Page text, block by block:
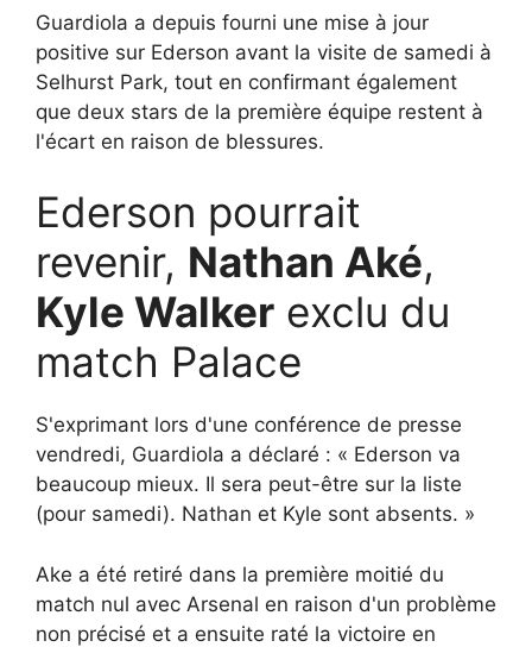
Guardiola a depuis fourni une mise à jour
positive sur Ederson avant la visite de samedi à
Selhurst Park, tout en confirmant également
que deux stars de la première équipe restent à
l'écart en raison de blessures.
Ederson pourrait
revenir, Nathan Aké,
Kyle Walker exclu du
match Palace
S'exprimant lors d'une conférence de presse
vendredi, Guardiola a déclaré : « Ederson va
beaucoup mieux. Il sera peut-être sur la liste
(pour samedi). Nathan et Kyle sont absents. »
Ake a été retiré dans la première moitié du
match nul avec Arsenal en raison d'un problème
non précisé et a ensuite raté la victoire en